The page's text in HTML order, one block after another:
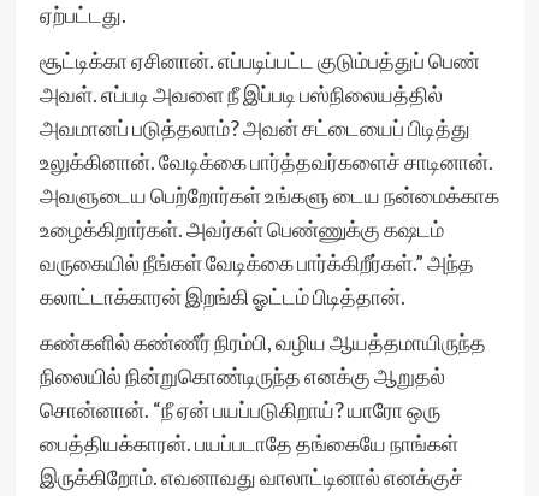
ஏற்பட்டது.
சூட்டிக்கா ஏசினான். எப்படிப்பட்ட குடும்பத்துப் பெண்
அவள். எப்படி அவளை நீ இப்படி பஸ்நிலையத்தில்
அவமானப் படுத்தலாம்? அவன் சட்டையைப் பிடித்து
உலுக்கினான். வேடிக்கை பார்த்தவர்களைச் சாடினான்.
அவளுடைய பெற்றோர்கள் உங்களு டைய நன்மைக்காக
உழைக்கிறார்கள். அவர்கள் பெண்ணுக்கு கஷடம்
வருகையில் நீங்கள் வேடிக்கை பார்க்கிறீர்கள்.” அந்த
கலாட்டாக்காரன் இறங்கி ஓட்டம் பிடித்தான்.
கண்களில் கண்ணீர் நிரம்பி, வழிய ஆயத்தமாயிருந்த
நிலையில் நின்றுகொண்டிருந்த எனக்கு ஆறுதல்
சொன்னான். “நீ ஏன் பயப்படுகிறாய்? யாரோ ஒரு
பைத்தியக்காரன். பயப்படாதே தங்கையே நாங்கள்
இருக்கிறோம். எவனாவது வாலாட்டினால் எனக்குச்